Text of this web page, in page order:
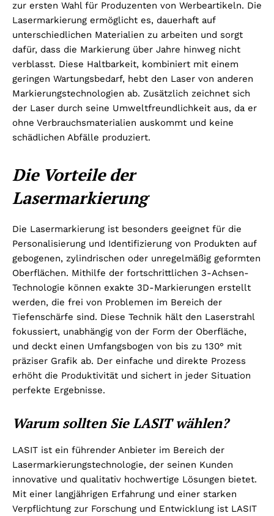
zur ersten Wahl für Produzenten von Werbeartikeln. Die
Lasermarkierung ermöglicht es, dauerhaft auf
unterschiedlichen Materialien zu arbeiten und sorgt
dafür, dass die Markierung über Jahre hinweg nicht
verblasst. Diese Haltbarkeit, kombiniert mit einem
geringen Wartungsbedarf, hebt den Laser von anderen
Markierungstechnologien ab. Zusätzlich zeichnet sich
der Laser durch seine Umweltfreundlichkeit aus, da er
ohne Verbrauchsmaterialien auskommt und keine
schädlichen Abfälle produziert.
Die Vorteile der
Lasermarkierung
Die Lasermarkierung ist besonders geeignet für die
Personalisierung und Identifizierung von Produkten auf
gebogenen, zylindrischen oder unregelmäßig geformten
Oberflächen. Mithilfe der fortschrittlichen 3-Achsen-
Technologie können exakte 3D-Markierungen erstellt
werden, die frei von Problemen im Bereich der
Tiefenschärfe sind. Diese Technik hält den Laserstrahl
fokussiert, unabhängig von der Form der Oberfläche,
und deckt einen Umfangsbogen von bis zu 130° mit
präziser Grafik ab. Der einfache und direkte Prozess
erhöht die Produktivität und sichert in jeder Situation
perfekte Ergebnisse.
Warum sollten Sie LASIT wählen?
LASIT ist ein führender Anbieter im Bereich der
Lasermarkierungstechnologie, der seinen Kunden
innovative und qualitativ hochwertige Lösungen bietet.
Mit einer langjährigen Erfahrung und einer starken
Verpflichtung zur Forschung und Entwicklung ist LASIT